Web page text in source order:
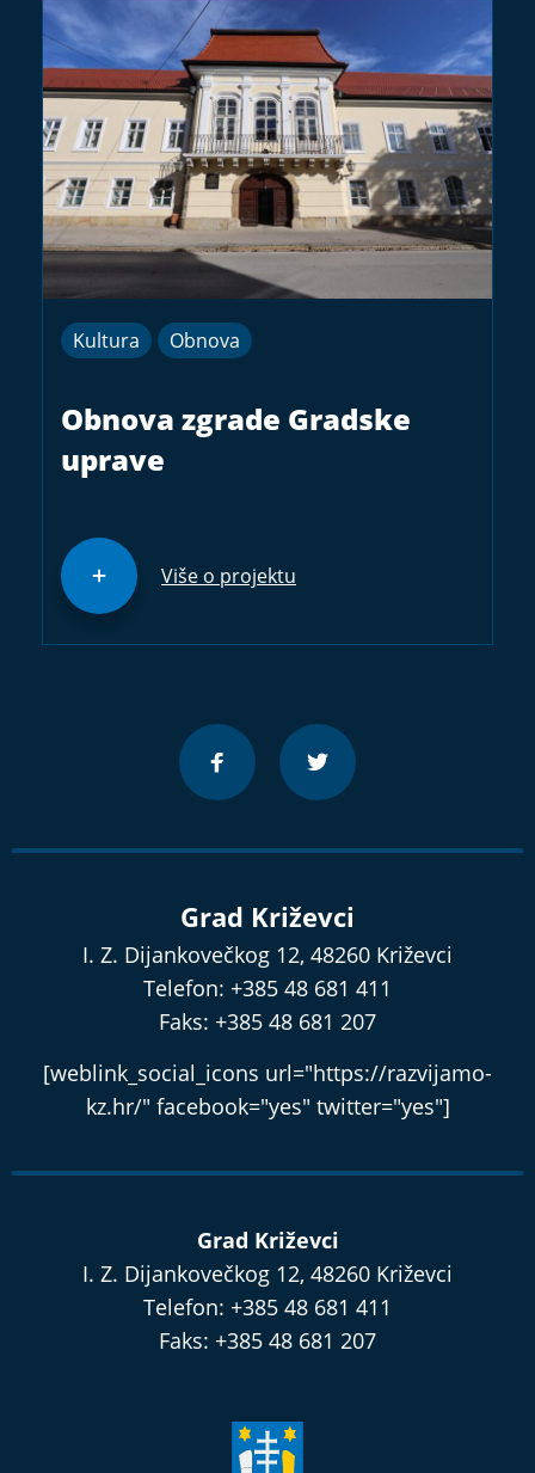
Kultura Obnova
Obnova zgrade Gradske
uprave
Više o projektu
Grad Križevci
I. Z. Dijankovečkog 12, 48260 Križevci
Telefon: +385 48 681 411
Faks: +385 48 681 207
[weblink_social_icons url="https://razvijamo-
kz.hr/" facebook="yes" twitter="yes"]
Grad Križevci
I. Z. Dijankovečkog 12, 48260 Križevci
Telefon: +385 48 681 411
Faks: +385 48 681 207